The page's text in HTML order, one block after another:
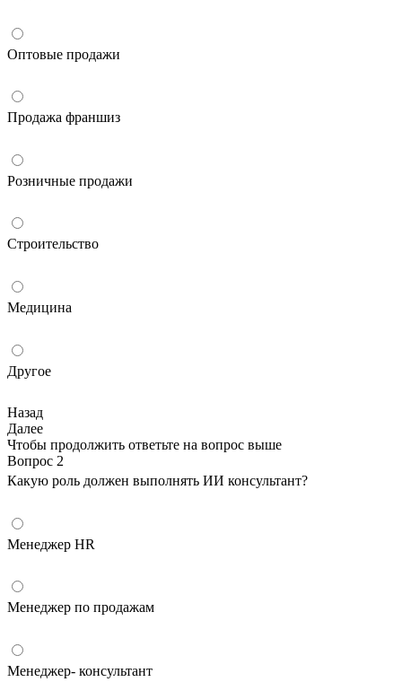
Оптовые продажи
Продажа франшиз
Розничные продажи
Строительство
Медицина
Другое
Назад
Далее
Чтобы продолжить ответьте на вопрос выше
Вопрос 2
Какую роль должен выполнять ИИ консультант?
Менеджер HR
Менеджер по продажам
Менеджер- консультант